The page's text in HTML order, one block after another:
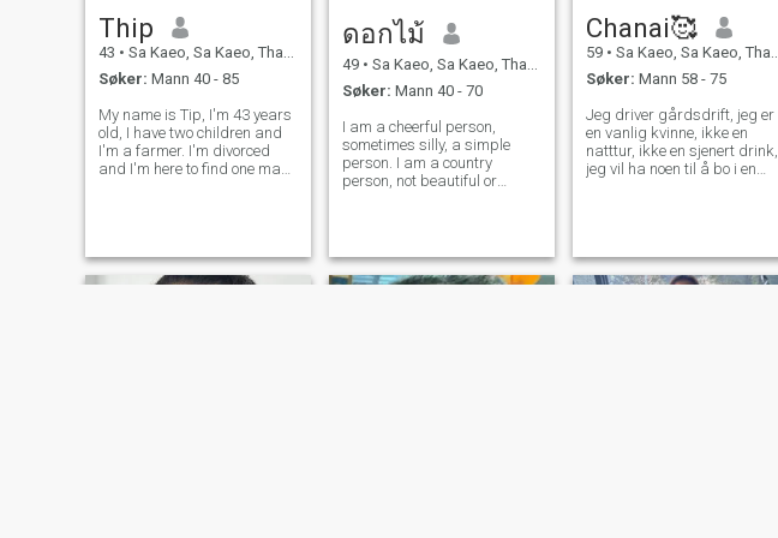
på fortiden og vil du nå ut og
omfavne fremtiden? Fortiden
er læring og ingen kan gå
tilbake i tid for å reparere
går ned, men kommer
tilbake igjen. Våkne opp til
livet og bare puste. Er du
heldig nok ennå? Virkelighet:
på noen som elsker og
forstår min situasjon. Et godt
Thip
43 • Sa Kaeo, Sa Kaeo, Thailand
Søker: Mann 40 - 85
My name is Tip, I'm 43 years
old, I have two children and
I'm a farmer. I'm divorced
and I'm here to find one man
minded and accept me
ดอกไม้
49 • Sa Kaeo, Sa Kaeo, Thailand
Søker: Mann 40 - 70
I am a cheerful person,
sometimes silly, a simple
person. I am a country
person, not beautiful or
have not had the chance to
go there. I hope to meet you, a
good person, here.
Chanai🥰
59 • Sa Kaeo, Sa Kaeo, Thailand
Søker: Mann 58 - 75
Jeg driver gårdsdrift, jeg er
en vanlig kvinne, ikke en
natttur, ikke en sjenert drink,
jeg vil ha noen til å bo i en
mennesker fordi jeg ikke
reiser fordi jeg har mye